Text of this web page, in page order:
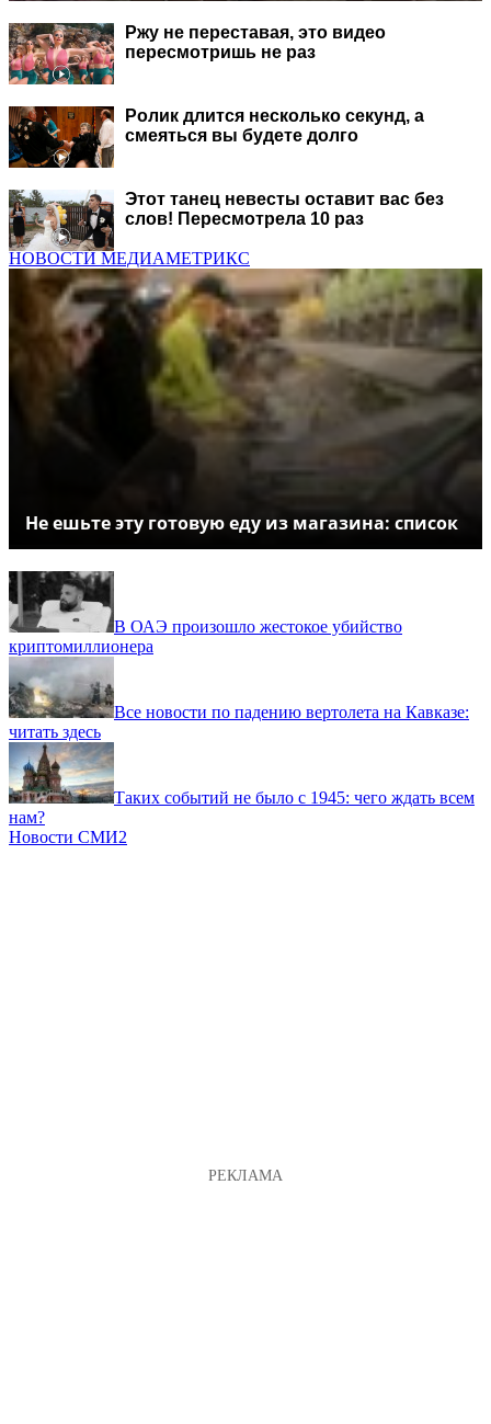
Ржу не переставая, это видео
пересмотришь не раз
Ролик длится несколько секунд, а
смеяться вы будете долго
Этот танец невесты оставит вас без
слов! Пересмотрела 10 раз
НОВОСТИ МЕДИАМЕТРИКС
Не ешьте эту готовую еду из магазина: список
В ОАЭ произошло жестокое убийство
криптомиллионера
Все новости по падению вертолета на Кавказе:
читать здесь
Таких событий не было с 1945: чего ждать всем
нам?
Новости СМИ2